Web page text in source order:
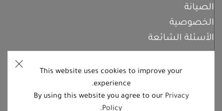
This website uses cookies to improve your
experience.
By using this website you agree to our Privacy
Policy
.
الصيانة
الخصوصية
الأسئلة الشائعة
اشترك معنا